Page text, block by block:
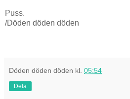
Puss.
/Döden döden döden
Döden döden döden kl. 05:54
Dela